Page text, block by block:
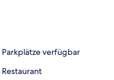
Parkplätze verfügbar
Restaurant